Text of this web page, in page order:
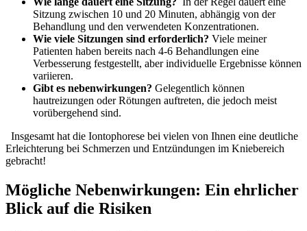
Sitzung zwischen 10 und 20 Minuten,⁣ abhängig von der​
Behandlung und⁣ den verwendeten Konzentrationen.
Wie viele ⁣Sitzungen sind ⁢erforderlich? Viele meiner
Patienten⁢ haben⁣ bereits nach 4-6 Behandlungen eine
Verbesserung festgestellt, aber individuelle Ergebnisse ‍können
⁢variieren.
Gibt‌ es nebenwirkungen? Gelegentlich können
hautreizungen oder Rötungen ⁢auftreten, die jedoch meist ​
vorübergehend sind.
​ ‍ Insgesamt hat die Iontophorese bei vielen von Ihnen eine deutliche
Erleichterung bei Schmerzen und​ Entzündungen ‍im Kniebereich‌
gebracht!
Mögliche ⁤Nebenwirkungen: ​Ein⁤ ehrlicher‌
Blick auf die Risiken